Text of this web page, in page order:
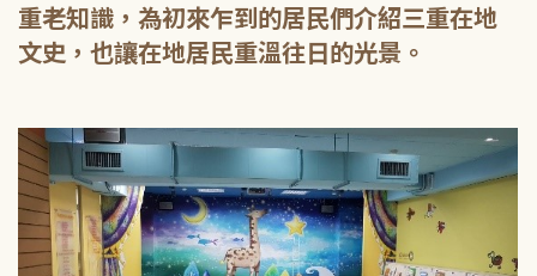
重老知識，為初來乍到的居民們介紹三重在地
文史，也讓在地居民重溫往日的光景。